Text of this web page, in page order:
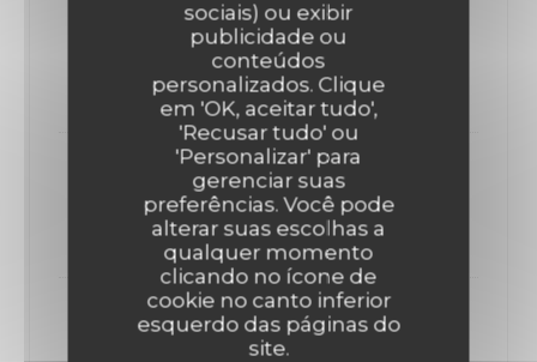
sociais) ou exibir
publicidade ou
conteúdos
personalizados. Clique
em 'OK, aceitar tudo',
'Recusar tudo' ou
'Personalizar' para
gerenciar suas
preferências. Você pode
alterar suas escolhas a
qualquer momento
clicando no ícone de
cookie no canto inferior
esquerdo das páginas do
site.
Foie gras maison et son chutney
rhubarbe
21,90 EUR
Gambas en papillon, piment
d'Espelette et houmous
19,90 EUR
Douzaine d'escargots beurre persillé
19,90 EUR